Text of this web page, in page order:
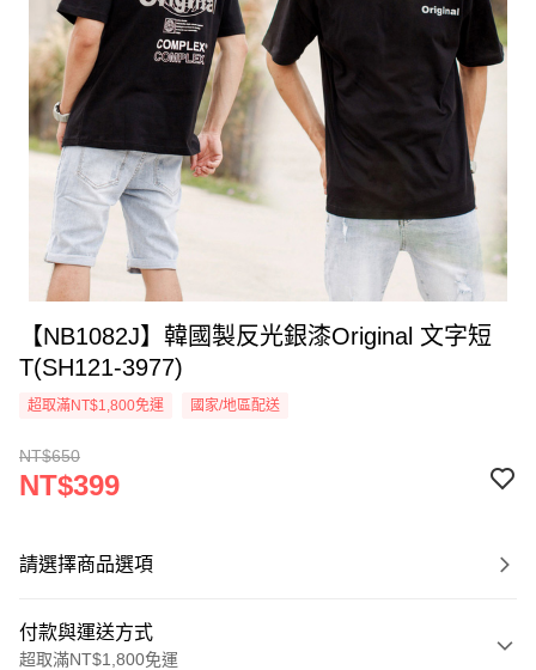
【NB1082J】韓國製反光銀漆Original 文字短
T(SH121-3977)
超取滿NT$1,800免運 國家/地區配送
NT$650
NT$399
請選擇商品選項
付款與運送方式
超取滿NT$1,800免運